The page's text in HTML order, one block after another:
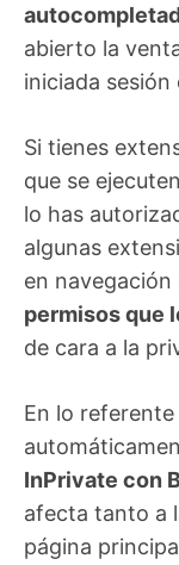
abierto la
iniciada sesión
Si tienes
que se
lo has
algunas
en
permisos que
de cara a la
En lo referente
InPrivate con
afecta tanto a
página